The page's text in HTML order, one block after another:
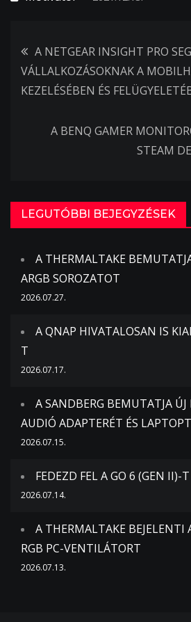
Bejegyzés
navigáció
A NETGEAR INSIGHT PRO
VÁLLALKOZÁSOKNAK A
KEZELÉSÉBEN ÉS
A BENQ GAMER
STEAM
LEGUTÓBBI BEJEGYZÉSEK
A THERMALTAKE
ARGB SOROZATOT
2026.07.27.
A QNAP HIVATALOSAN IS
T
2026.07.17.
A SANDBERG BEMUTATJA
AUDIÓ ADAPTERÉT ÉS
2026.07.15.
FEDEZD FEL A GO 6 (GEN II)-T
2026.07.14.
A THERMALTAKE BEJELENTI
RGB PC-VENTILÁTORT
2026.07.13.